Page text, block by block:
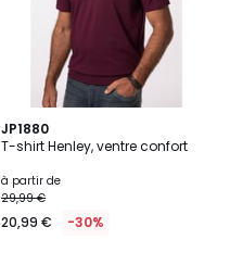
JP1880
T-shirt Henley, ventre confort
à partir de
29,99 €
20,99 € -30%
4,4
/ 5
9
Couleurs